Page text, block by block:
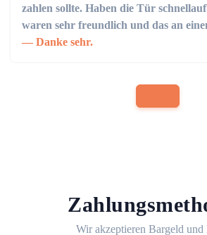
zahlen sollte. Haben die Tür
waren sehr freundlich und das an
Danke sehr.
Wir akzeptieren Bargeld und